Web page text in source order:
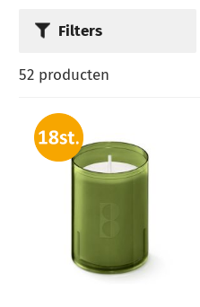
Filters
52 producten